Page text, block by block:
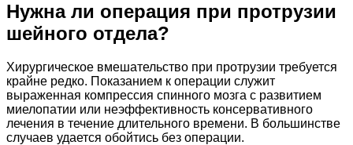
Нужна ли операция при протрузии
шейного отдела?
Хирургическое вмешательство при протрузии требуется
крайне редко. Показанием к операции служит
выраженная компрессия спинного мозга с развитием
миелопатии или неэффективность консервативного
лечения в течение длительного времени. В большинстве
случаев удается обойтись без операции.